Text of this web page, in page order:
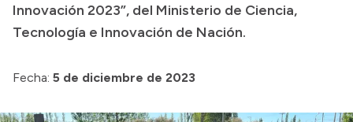
Innovación 2023”, del Ministerio de Ciencia,
Tecnología e Innovación de Nación.
Fecha: 5 de diciembre de 2023